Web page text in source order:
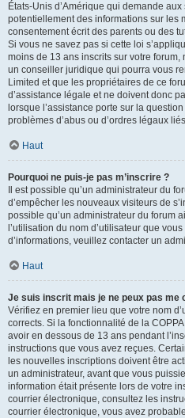
États-Unis d’Amérique qui demande
potentiellement des informations sur les
consentement écrit des parents ou des
Si vous ne savez pas si cette loi
moins de 13 ans inscrits sur votre
un conseiller juridique qui pourra vous
Limited et que les propriétaires de ce
d’assistance légale et ne doivent donc
lorsque l’assistance porte sur la
problèmes d’abus ou d’ordres légaux
Haut
Pourquoi ne puis-je pas m’inscrire ?
Il est possible qu’un administrateur du
d’empêcher les nouveaux visiteurs de
possible qu’un administrateur du forum
l’utilisation du nom d’utilisateur que
d’informations, veuillez contacter un
Haut
Je suis inscrit mais je ne peux pas me
Vérifiez en premier lieu que votre nom
corrects. Si la fonctionnalité de la
avoir en dessous de 13 ans pendant
instructions que vous avez reçues.
les nouvelles inscriptions doivent être
un administrateur, avant que vous
information était présente lors de votre
courrier électronique, consultez les
courrier électronique, vous avez